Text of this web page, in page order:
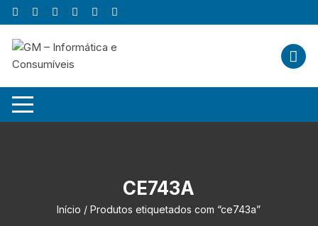
Skip
to
content
CE743A
Início / Produtos etiquetados com “ce743a”